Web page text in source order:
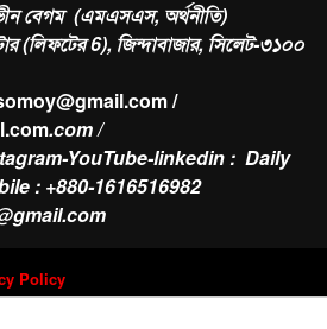
বেগম (এমএসএস, অর্থনীতি)
(লিফটের 6), জিন্দাবাজার, সিলেট-৩১০০
/
.com /
YouTube-linkedin : Daily
: +880-1616516982
Policy
Developed byWeb Nest